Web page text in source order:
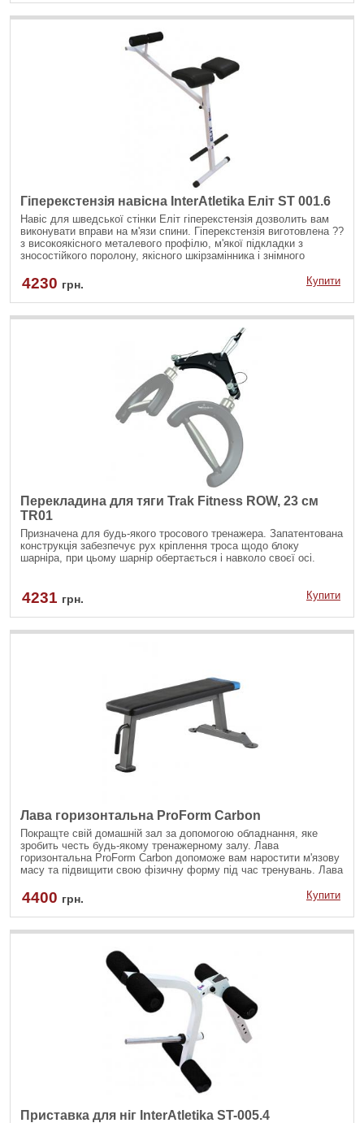
Гіперекстензія навісна InterAtletika Еліт ST 001.6
Навіс для шведської стінки Еліт гіперекстензія дозволить вам
виконувати вправи на м'язи спини. Гіперекстензія виготовлена ??
з високоякісного металевого профілю, м'якої підкладки з
зносостійкого поролону, якісного шкірзамінника і знімного
4230 грн. Купити
Перекладина для тяги Trak Fitness ROW, 23 см
TR01
Призначена для будь-якого тросового тренажера. Запатентована
конструкція забезпечує рух кріплення троса щодо блоку
шарніра, при цьому шарнір обертається і навколо своєї осі.
4231 грн. Купити
Лава горизонтальна ProForm Carbon
Покращте свій домашній зал за допомогою обладнання, яке
зробить честь будь-якому тренажерному залу. Лава
горизонтальна ProForm Carbon допоможе вам наростити м'язову
масу та підвищити свою фізичну форму під час тренувань. Лава
навантаження і пропонує потужну підтримку під час
найінтенсивніших тренувань з підняття ваги.
4400 грн. Купити
Приставка для ніг InterAtletika ST-005.4